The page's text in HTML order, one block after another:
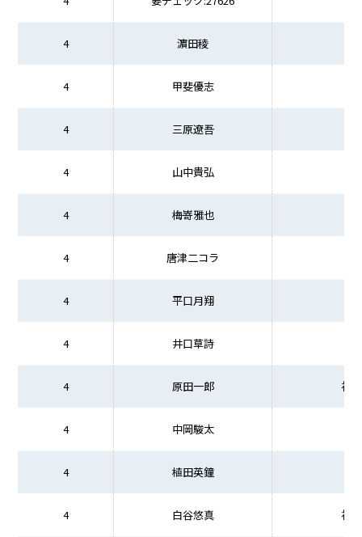
4 濵田稜
4 甲斐優志
4 三原遼吾
4 山中貴弘
4 梅嵜雅也
4 唐津二コラ
4 平口月翔
4 井口草詩
4 原田一郎 福
4 中岡駿太
4 植田英鐘
4 白谷悠真 福